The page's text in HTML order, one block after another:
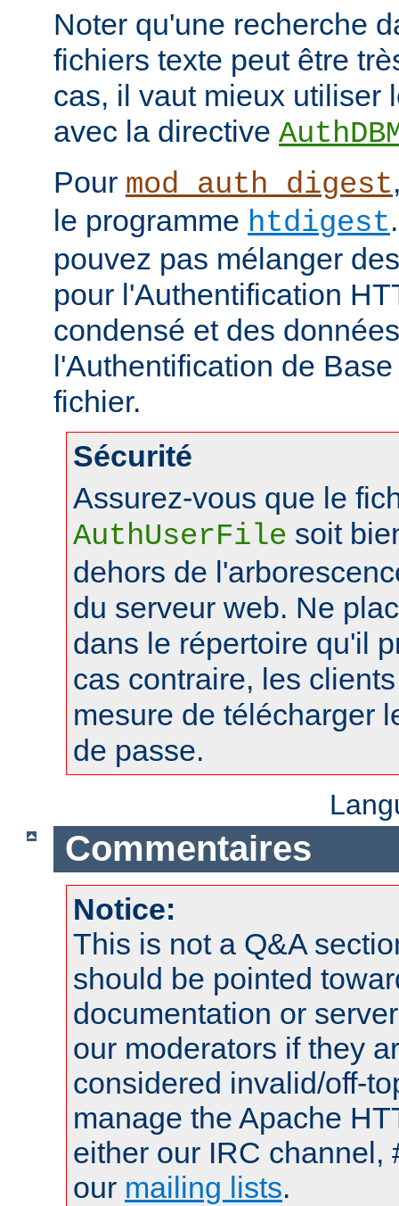
Noter qu'une recherche
fichiers texte peut être
cas, il vaut mieux utiliser
avec la directive
Pour mod_auth_digest
le programme htdigest
pouvez pas mélanger
pour l'Authentification
condensé et des
l'Authentification de
fichier.
Sécurité
Assurez-vous que le
AuthUserFile soit
dehors de
du serveur web. Ne
dans le répertoire qu'il
cas contraire, les
mesure de télécharger
de passe.
Commentaires
Notice:
This is not a Q&A
should be pointed
documentation or
our moderators if they
considered invalid/off-
manage the Apache
either our IRC channel,
our mailing lists.